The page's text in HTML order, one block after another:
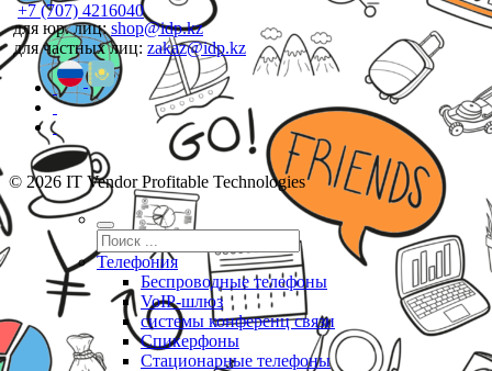
+7 (707) 4216040
для юр. лиц:shop@idp.kz
для частных лиц: zakaz@idp.kz
© 2026 IT Vendor Profitable Technologies
Телефония
Беспроводные телефоны
VoIP-шлюз
системы конференц связи
Спикерфоны
Стационарные телефоны